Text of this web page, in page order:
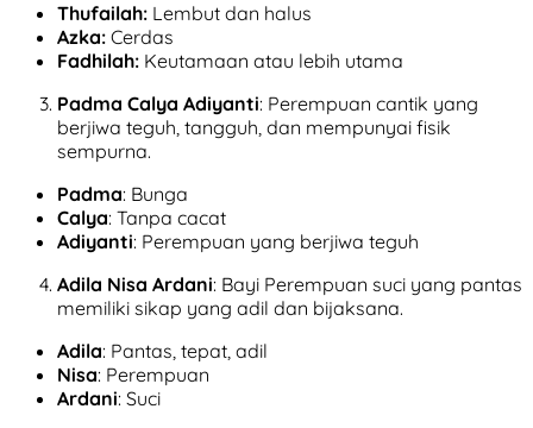
Thufailah: Lembut dan halus
Azka: Cerdas
Fadhilah: Keutamaan atau lebih utama
Padma Calya Adiyanti: Perempuan cantik yang
berjiwa teguh, tangguh, dan mempunyai fisik
sempurna.
Padma: Bunga
Calya: Tanpa cacat
Adiyanti: Perempuan yang berjiwa teguh
Adila Nisa Ardani: Bayi Perempuan suci yang pantas
memiliki sikap yang adil dan bijaksana.
Adila: Pantas, tepat, adil
Nisa: Perempuan
Ardani: Suci